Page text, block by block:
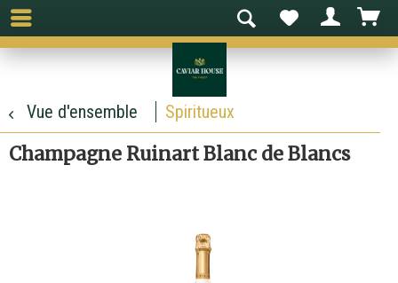
Vue d'ensemble Spiritueux
Champagne Ruinart Blanc de Blancs